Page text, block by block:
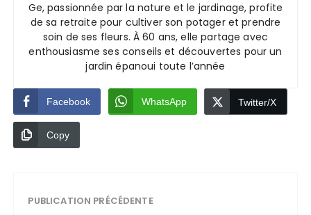
Ge, passionnée par la nature et le jardinage, profite
de sa retraite pour cultiver son potager et prendre
soin de ses fleurs. À 60 ans, elle partage avec
enthousiasme ses conseils et découvertes pour un
jardin épanoui toute l’année
Facebook WhatsApp Twitter/X
Copy
PUBLICATION PRÉCÉDENTE